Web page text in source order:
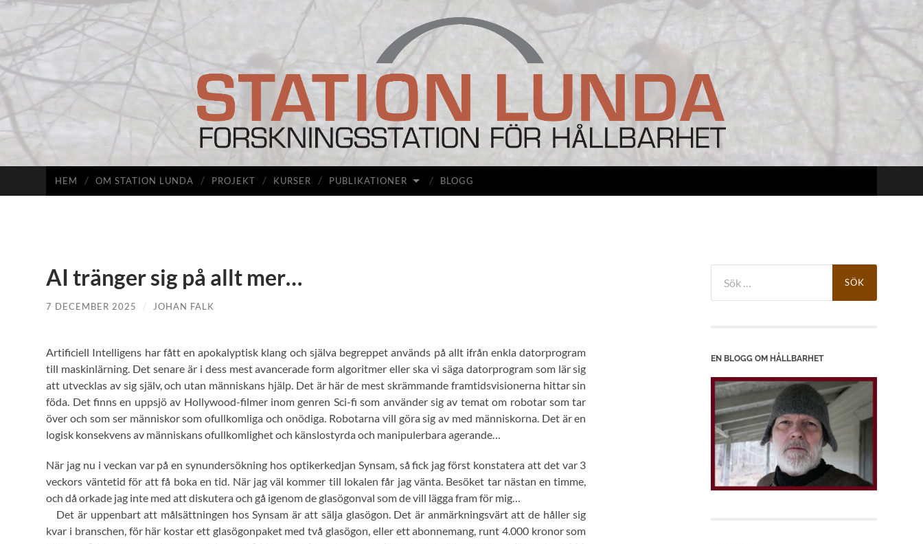
Station
HEM OM STATION LUNDA PROJEKT KURSER PUBLIKATIONER BLOGG
AI tränger sig på allt mer…
7 DECEMBER 2025 / JOHAN FALK
Artificiell Intelligens har fått en apokalyptisk klang och själva begreppet används på allt ifrån enkla datorprogram
till maskinlärning. Det senare är i dess mest avancerade form algoritmer eller ska vi säga datorprogram som lär sig
att utvecklas av sig själv, och utan människans hjälp. Det är här de mest skrämmande framtidsvisionerna hittar sin
föda. Det finns en uppsjö av Hollywood-filmer inom genren Sci-fi som använder sig av temat om robotar som tar
över och som ser människor som ofullkomliga och onödiga. Robotarna vill göra sig av med människorna. Det är en
logisk konsekvens av människans ofullkomlighet och känslostyrda och manipulerbara agerande…
När jag nu i veckan var på en synundersökning hos optikerkedjan Synsam, så fick jag först konstatera att det var 3
veckors väntetid för att få boka en tid. När jag väl kommer till lokalen får jag vänta. Besöket tar nästan en timme,
och då orkade jag inte med att diskutera och gå igenom de glasögonval som de vill lägga fram för mig…
Det är uppenbart att målsättningen hos Synsam är att sälja glasögon. Det är anmärkningsvärt att de håller sig
kvar i branschen, för här kostar ett glasögonpaket med två glasögon, eller ett abonnemang, runt 4.000 kronor som
efter:
EN BLOGG OM HÅLLBARHET